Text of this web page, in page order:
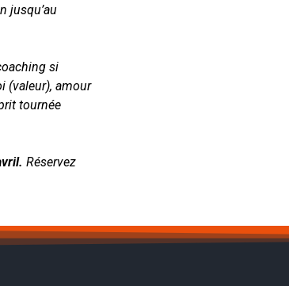
jusqu’au
si
(valeur), amour
tournée
Réservez